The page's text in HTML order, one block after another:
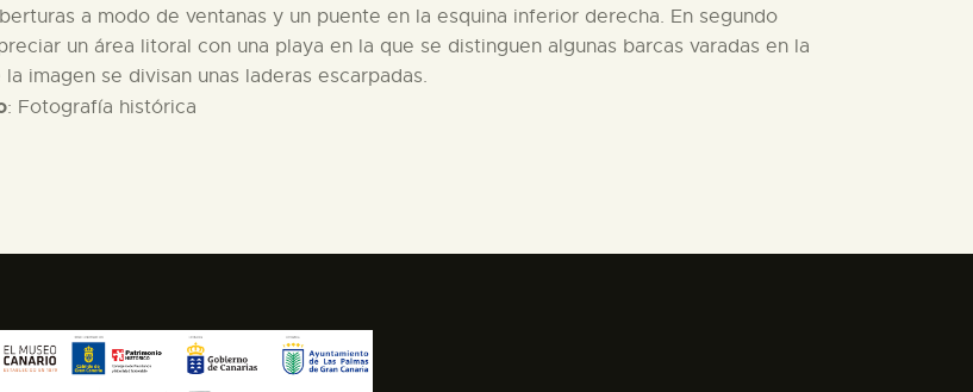
a modo de ventanas y un puente en la esquina inferior derecha. En segundo
un área litoral con una playa en la que se distinguen algunas barcas varadas en la
imagen se divisan unas laderas escarpadas.
: Fotografía histórica